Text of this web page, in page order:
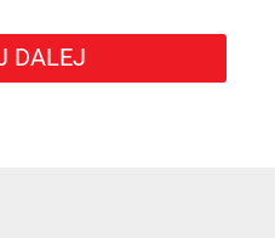
DALEJ